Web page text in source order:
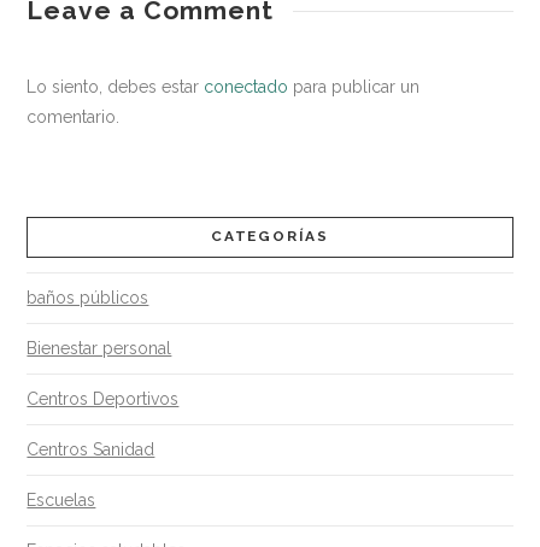
saludable
negocio,
apuesta
y
eficaz06.30.2017
Leave a Comment
Lo siento, debes estar conectado para publicar un
comentario.
CATEGORÍAS
baños públicos
Bienestar personal
Centros Deportivos
Centros Sanidad
Escuelas